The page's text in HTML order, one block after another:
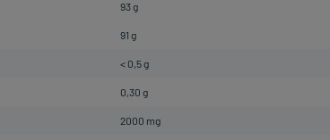
93 g
91 g
< 0,5 g
0,30 g
2000 mg